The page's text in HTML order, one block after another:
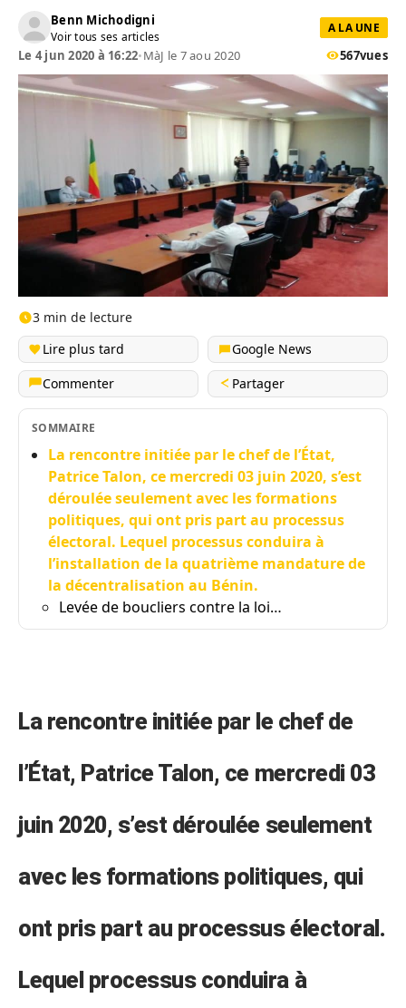
Benn Michodigni
Voir tous ses articles
A LA UNE
Le 4 jun 2020 à 16:22•MàJ le 7 aou 2020 567vues
3 min de lecture
Lire plus tard
Google News
Commenter
Partager
SOMMAIRE
La rencontre initiée par le chef de l’État,
Patrice Talon, ce mercredi 03 juin 2020, s’est
déroulée seulement avec les formations
politiques, qui ont pris part au processus
électoral. Lequel processus conduira à
l’installation de la quatrième mandature de
la décentralisation au Bénin.
Levée de boucliers contre la loi…
La rencontre initiée par le chef de
l’État, Patrice Talon, ce mercredi 03
juin 2020, s’est déroulée seulement
avec les formations politiques, qui
ont pris part au processus électoral.
Lequel processus conduira à